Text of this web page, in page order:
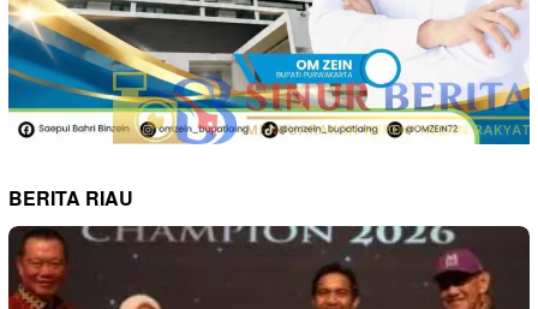
BERITA RIAU